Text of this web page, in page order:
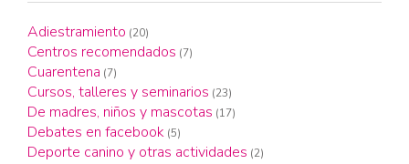
Adiestramiento (20)
Centros recomendados (7)
Cuarentena (7)
Cursos, talleres y seminarios (23)
De madres, niños y mascotas (17)
Debates en facebook (5)
Deporte canino y otras actividades (2)